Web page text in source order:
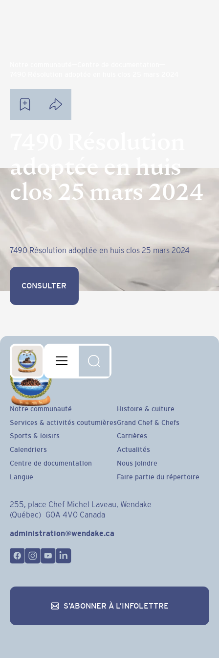
adoptée en huis
clos 25 mars 2024
7490 Résolution adoptée en huis clos 25 mars 2024
CONSULTER
CONSULTER
255, place Chef Michel Laveau, Wendake
(Québec) G0A 4V0 Canada
administration@wendake.ca
Notre communauté
Services & activités coutumières
Sports & loisirs
Calendriers
Centre de documentation
Langue
Histoire & culture
Grand Chef & Chefs
Carrières
Actualités
Nous joindre
Faire partie du répertoire
S’ABONNER À L’INFOLETTRE
S’abonner à l’infolettre